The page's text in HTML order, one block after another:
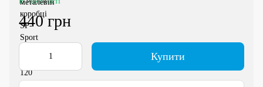
440 грн
Купити